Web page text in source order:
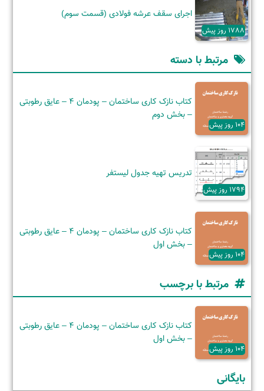
1788 روز پیش
اجرای سقف عرشه فولادی (قسمت سوم)
مرتبط با دسته
104 روز پیش
کتاب نازک کاری ساختمان – پودمان ۴ – عایق رطوبتی
– بخش دوم
1794 روز پیش
تدریس تهیه جدول لیستفر
104 روز پیش
کتاب نازک کاری ساختمان – پودمان 4 – عایق رطوبتی
– بخش اول
مرتبط با برچسب
104 روز پیش
کتاب نازک کاری ساختمان – پودمان 4 – عایق رطوبتی
– بخش اول
بایگانی